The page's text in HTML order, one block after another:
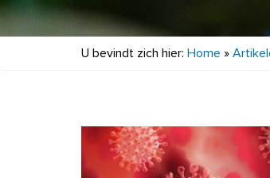
U bevindt zich hier: Home »